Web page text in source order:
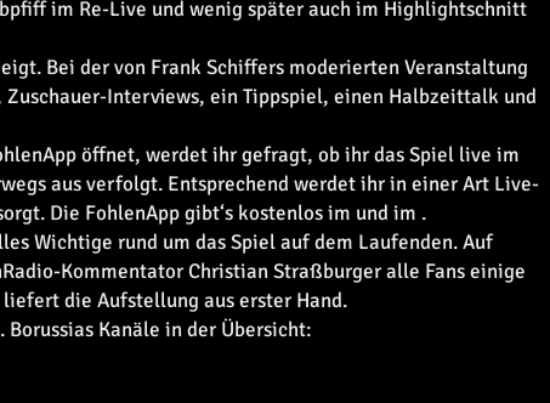
im Re-Live und wenig später auch im Highlightschnitt
Bei der von Frank Schiffers moderierten Veranstaltung
Interviews, ein Tippspiel, einen Halbzeittalk und
öffnet, werdet ihr gefragt, ob ihr das Spiel live im
aus verfolgt. Entsprechend werdet ihr in einer Art Live-
Die FohlenApp gibt‘s kostenlos im und im .
Wichtige rund um das Spiel auf dem Laufenden. Auf
Kommentator Christian Straßburger alle Fans einige
die Aufstellung aus erster Hand.
. Borussias Kanäle in der Übersicht: